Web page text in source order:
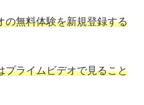
無料体験を新規登録する
プライムビデオで見ること